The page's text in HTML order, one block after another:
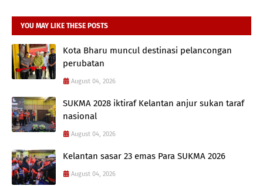
YOU MAY LIKE THESE POSTS
Kota Bharu muncul destinasi pelancongan
perubatan
August 04, 2026
SUKMA 2028 iktiraf Kelantan anjur sukan taraf
nasional
August 04, 2026
Kelantan sasar 23 emas Para SUKMA 2026
August 04, 2026